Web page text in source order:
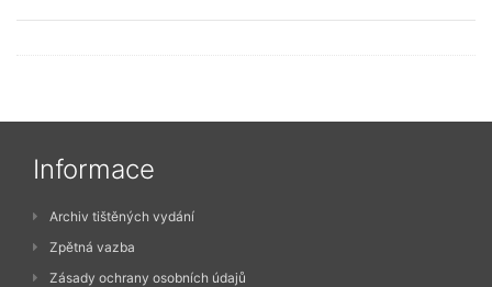
Informace
Archiv tištěných vydání
Zpětná vazba
Zásady ochrany osobních údajů